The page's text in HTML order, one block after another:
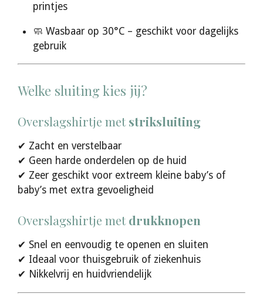
printjes
🧼 Wasbaar op 30°C – geschikt voor dagelijks
gebruik
Welke sluiting kies jij?
Overslagshirtje metstriksluiting
✔ Zacht en verstelbaar
✔ Geen harde onderdelen op de huid
✔ Zeer geschikt voor extreem kleine baby’s of
baby’s met extra gevoeligheid
Overslagshirtje metdrukknopen
✔ Snel en eenvoudig te openen en sluiten
✔ Ideaal voor thuisgebruik of ziekenhuis
✔ Nikkelvrij en huidvriendelijk